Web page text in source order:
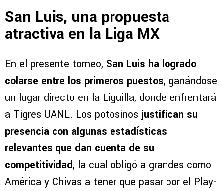
San Luis, una propuesta
atractiva en la Liga MX
En el presente torneo, San Luis ha logrado
colarse entre los primeros puestos, ganándose
un lugar directo en la Liguilla, donde enfrentará
a Tigres UANL. Los potosinos justifican su
presencia con algunas estadísticas
relevantes que dan cuenta de su
competitividad, la cual obligó a grandes como
América y Chivas a tener que pasar por el Play-